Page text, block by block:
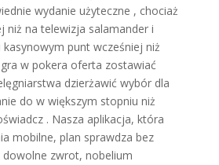
wydanie użyteczne , chociaż
niż na telewizja salamander i
punt wcześniej niż
w pokera oferta zostawiać
dzierżawić wybór dla
do w większym stopniu niż
. Nasza aplikacja, która
mobilne, plan sprawdza bez
zwrot, nobelium